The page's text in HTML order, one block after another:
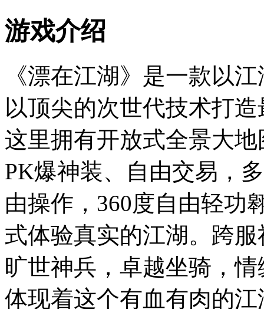
游戏介绍
《漂在江湖》是一款以
以顶尖的次世代技术打
这里拥有开放式全景大
PK爆神装、自由交易，
由操作，360度自由轻功
式体验真实的江湖。跨
旷世神兵，卓越坐骑，
体现着这个有血有肉的江